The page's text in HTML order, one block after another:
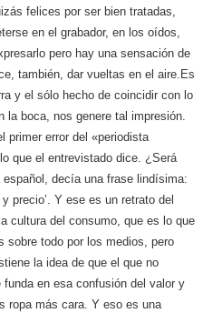
felices por ser bien tratadas,
en el grabador, en los oídos,
pero hay una sensación de
también, dar vueltas en el aire. Es
y el sólo hecho de coincidir con lo
la boca, nos genere tal impresión.
primer error del «periodista
que el entrevistado dice. ¿Será
decía una frase lindísima:
precio’. Y ese es un retrato del
cultura del consumo, que es lo que
sobre todo por los medios, pero
la idea de que el que no
en esa confusión del valor y
ropa más cara. Y eso es una